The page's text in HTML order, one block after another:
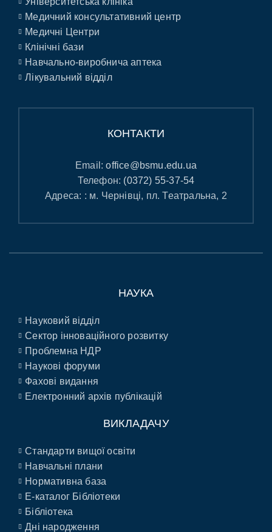
Медичний консультативний центр
Медичні Центри
Клінічні бази
Навчально-виробнича аптека
Лікувальний відділ
КОНТАКТИ
Email:office@bsmu.edu.ua
Телефон: (0372) 55-37-54
Адреса: : м. Чернівці, пл. Театральна, 2
НАУКА
Науковий відділ
Сектор інноваційного розвитку
Проблемна НДР
Наукові форуми
Фахові видання
Електронний архів публікацій
ВИКЛАДАЧУ
Стандарти вищої освіти
Навчальні плани
Нормативна база
E-каталог Бібліотеки
Бібліотека
Дні народження